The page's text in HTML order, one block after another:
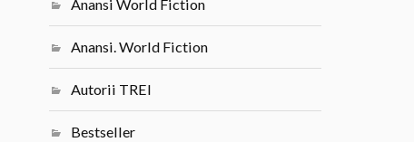
Anansi World Fiction
Anansi. World Fiction
Autorii TREI
Bestseller